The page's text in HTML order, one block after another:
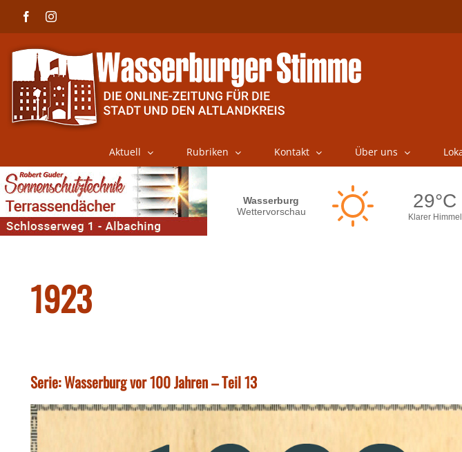
FacebookInstagram
Aktuell Rubriken Kontakt Über uns
1923
Serie: Wasserburg vor 100 Jahren – Teil 13